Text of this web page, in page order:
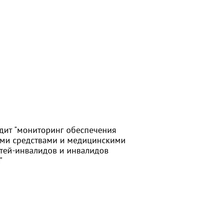
"мониторинг обеспечения
средствами и медицинскими
инвалидов и инвалидов